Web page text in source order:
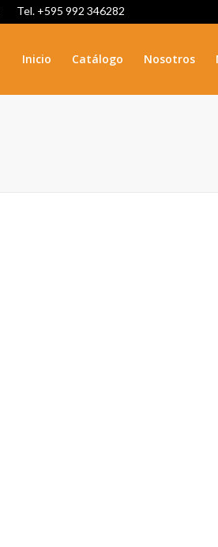
Tel. +595 992 346282
Inicio Catálogo Nosotros